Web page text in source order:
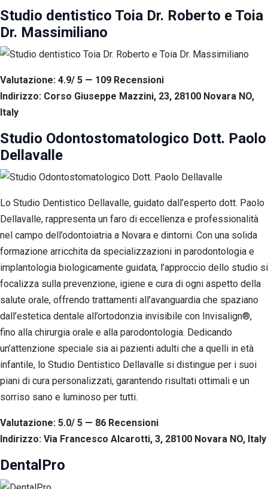
Studio dentistico Toia Dr. Roberto e Toia
Dr. Massimiliano
Valutazione: 4.9/ 5 — 109 Recensioni
Indirizzo: Corso Giuseppe Mazzini, 23, 28100 Novara NO,
Italy
Studio Odontostomatologico Dott. Paolo
Dellavalle
Lo Studio Dentistico Dellavalle, guidato dall’esperto dott. Paolo
Dellavalle, rappresenta un faro di eccellenza e professionalità
nel campo dell’odontoiatria a Novara e dintorni. Con una solida
formazione arricchita da specializzazioni in parodontologia e
implantologia biologicamente guidata, l’approccio dello studio si
focalizza sulla prevenzione, igiene e cura di ogni aspetto della
salute orale, offrendo trattamenti all’avanguardia che spaziano
dall’estetica dentale all’ortodonzia invisibile con Invisalign®,
fino alla chirurgia orale e alla parodontologia. Dedicando
un’attenzione speciale sia ai pazienti adulti che a quelli in età
infantile, lo Studio Dentistico Dellavalle si distingue per i suoi
piani di cura personalizzati, garantendo risultati ottimali e un
sorriso sano e luminoso per tutti.
Valutazione: 5.0/ 5 — 86 Recensioni
Indirizzo: Via Francesco Alcarotti, 3, 28100 Novara NO, Italy
DentalPro